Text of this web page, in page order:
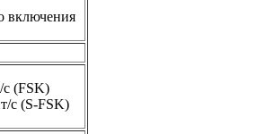
включения
с (FSK)
с (S-FSK)